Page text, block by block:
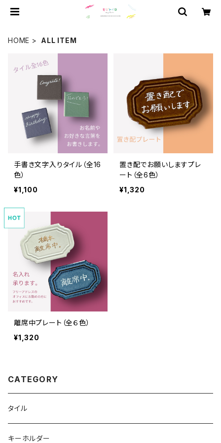
HOME ALL ITEM
手書き文字入りタイル（全16
色）
¥1,100
置き配でお願いしますプレ
ート（全6色）
¥1,320
離席中プレート（全６色）
¥1,320
CATEGORY
タイル
キーホルダー